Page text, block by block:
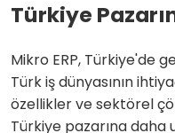
Türkiye
Mikro ERP, Türkiye'de
Türk iş dünyasının
özellikler ve sektörel
Türkiye pazarına daha